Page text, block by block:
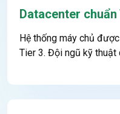
Datacenter chuẩn
Hệ thống máy chủ
Tier 3. Đội ngũ kỹ thuật